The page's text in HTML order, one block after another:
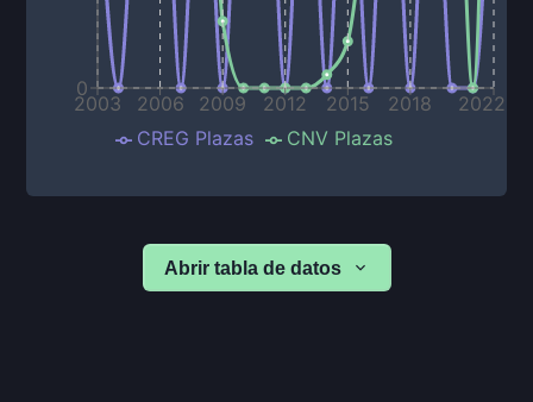
2003 2006 2009 2012 2015 2018 2022
0
CREG Plazas CNV Plazas
Abrir tabla de datos